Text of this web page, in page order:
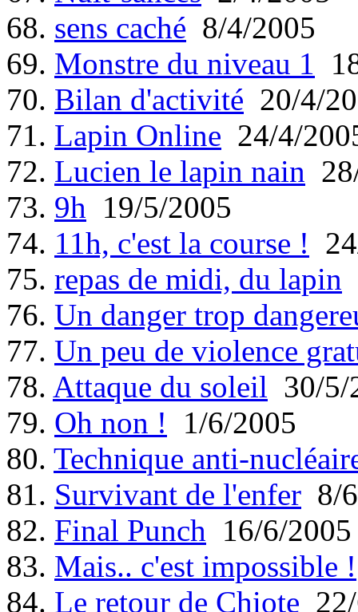
68. sens caché 8/4/2005
69. Monstre du niveau 1
70. Bilan d'activité 20/4/
71. Lapin Online 24/4/
72. Lucien le lapin nain
73. 9h 19/5/2005
74. 11h, c'est la course !
75. repas de midi, du lapin
76. Un danger trop
77. Un peu de violence
78. Attaque du soleil 30/5/
79. Oh non ! 1/6/2005
80. Technique anti-
81. Survivant de l'enfer 8/
82. Final Punch 16/6/2005
83. Mais.. c'est impossible !
84. Le retour de Chiote